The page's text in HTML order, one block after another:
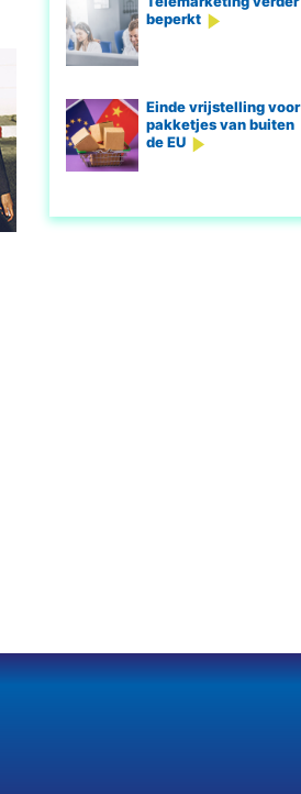
beperkt
Einde vrijstelling voor
pakketjes van buiten
de EU